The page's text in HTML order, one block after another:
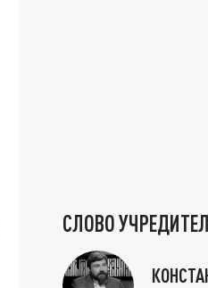
СЛОВО